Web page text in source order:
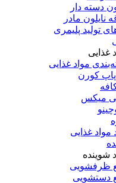
دسته دار
نایلون مادر
تولید پلیمری
غذایی
مواد غذایی
پاپ کورن
میکس
غذایی
شوینده
ظرفشویی
دستشویی